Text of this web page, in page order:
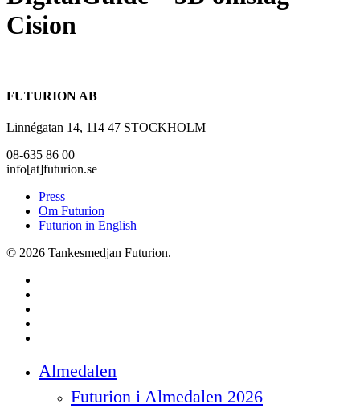
Cision
FUTURION AB
Linnégatan 14, 114 47 STOCKHOLM
08-635 86 00
info[at]futurion.se
Press
Om Futurion
Futurion in English
© 2026 Tankesmedjan Futurion.
Menu
Almedalen
Futurion i Almedalen 2026